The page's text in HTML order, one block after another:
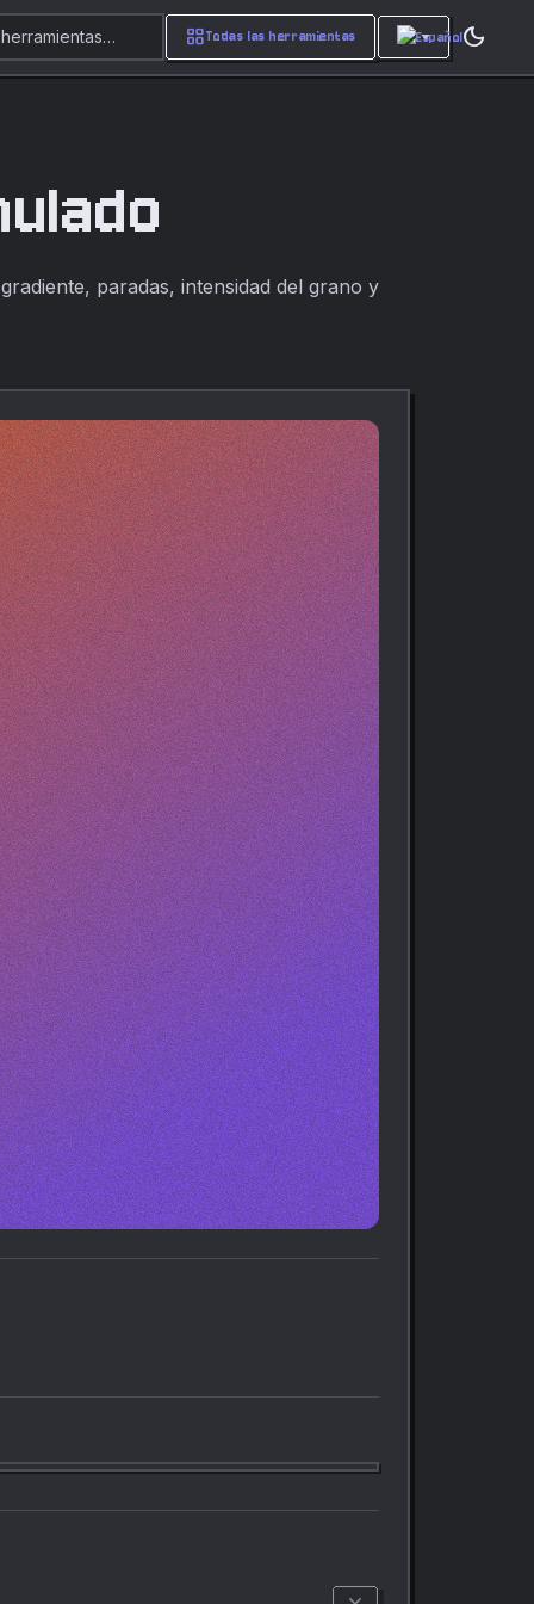
grid_viewTodas las herramientas dark_mode
paradas, intensidad del grano y